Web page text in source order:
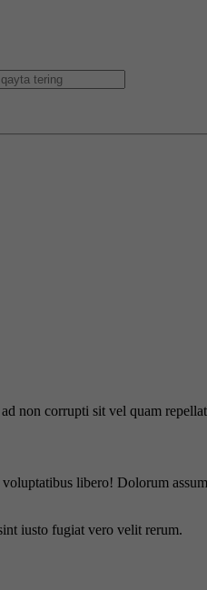
non corrupti sit vel quam
libero! Dolorum
iusto fugiat vero velit rerum.